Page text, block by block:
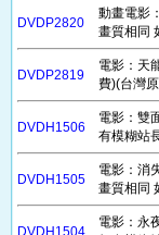
DVDP2820
動畫電影
畫質相同
DVDP2819
電影：天
費)(台灣
DVDH1506
電影：雙
有模糊站
DVDH1505
電影：消
畫質相同
DVDH1504
電影：永